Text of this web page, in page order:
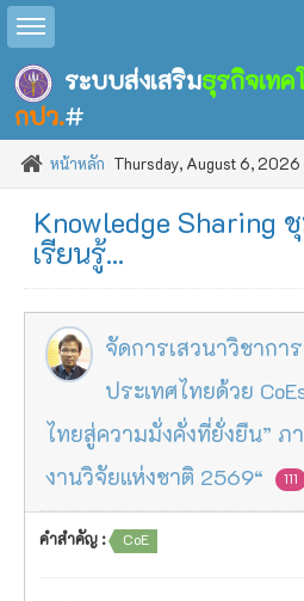
Toggle sidebar
ระบบส่งเสริมธุรกิจเทค
กปว.#
หน้าหลัก Thursday, August 6, 2026
Knowledge Sharing
เรียนรู้...
จัดการเสวนาวิชากา
ประเทศไทยด้วย
ไทยสู่ความมั่งคั่งที่ยั่งยืน” ภ
งานวิจัยแห่งชาติ 2569“
111
คำสำคัญ : CoE